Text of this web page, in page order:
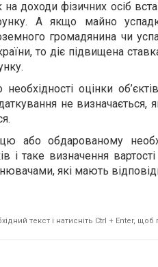
доходи фізичних осіб
А якщо майно
громадянина чи
то діє підвищена
оцінки
не
або обдарованому
і таке визначення
які мають
текст і натисніть Ctrl + Enter,